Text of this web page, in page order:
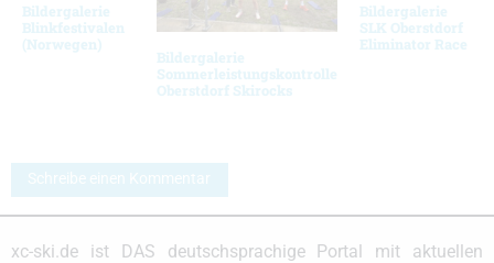
Bildergalerie
Blinkfestivalen
(Norwegen)
Bildergalerie
Sommerleistungskontrolle
Oberstdorf Skirocks
Bildergalerie
SLK Oberstdorf
Eliminator Race
Schreibe einen Kommentar
xc-ski.de ist DAS deutschsprachige Portal mit aktuellen